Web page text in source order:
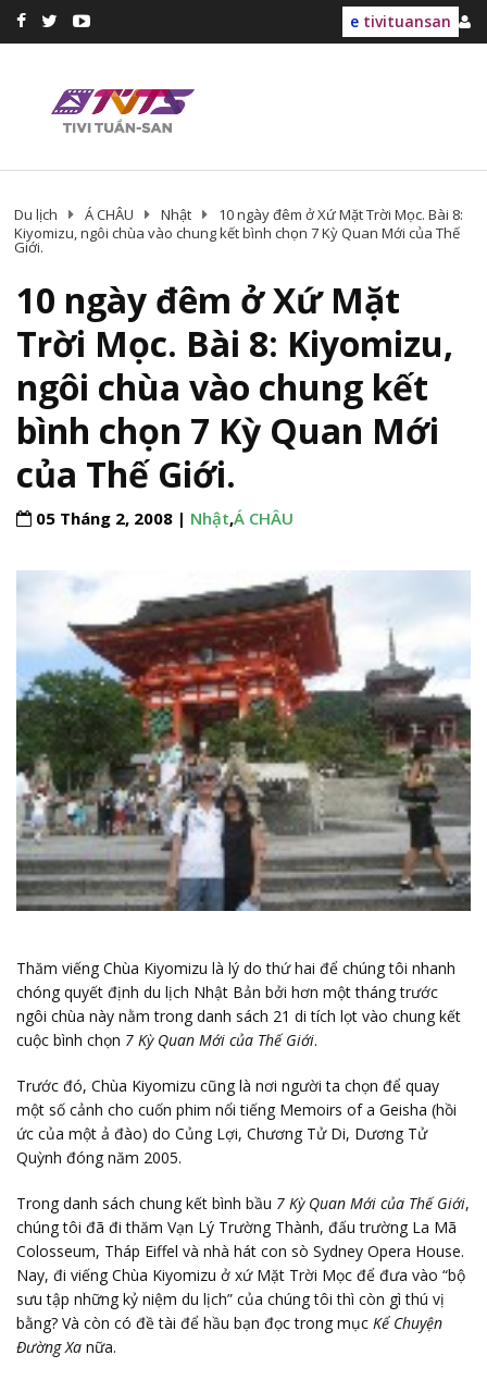
e tivituansan
Du lịch Á CHÂU Nhật
10 ngày đêm ở Xứ Mặt Trời Mọc. Bài 8:
Kiyomizu, ngôi chùa vào chung kết bình chọn 7 Kỳ Quan Mới của Thế
Giới.
10 ngày đêm ở Xứ Mặt
Trời Mọc. Bài 8: Kiyomizu,
ngôi chùa vào chung kết
bình chọn 7 Kỳ Quan Mới
của Thế Giới.
05 Tháng 2, 2008 | Nhật,Á CHÂU
Thăm viếng Chùa Kiyomizu là lý do thứ hai để chúng tôi nhanh
chóng quyết định du lịch Nhật Bản bởi hơn một tháng trước
ngôi chùa này nằm trong danh sách 21 di tích lọt vào chung kết
cuộc bình chọn 7 Kỳ Quan Mới của Thế Giới.
Trước đó, Chùa Kiyomizu cũng là nơi người ta chọn để quay
một số cảnh cho cuốn phim nổi tiếng Memoirs of a Geisha (hồi
ức của một ả đào) do Củng Lợi, Chương Tử Di, Dương Tử
Quỳnh đóng năm 2005.
Trong danh sách chung kết bình bầu 7 Kỳ Quan Mới của Thế Giới,
chúng tôi đã đi thăm Vạn Lý Trường Thành, đấu trường La Mã
Colosseum, Tháp Eiffel và nhà hát con sò Sydney Opera House.
Nay, đi viếng Chùa Kiyomizu ở xứ Mặt Trời Mọc để đưa vào “bộ
sưu tập những kỷ niệm du lịch” của chúng tôi thì còn gì thú vị
bằng? Và còn có đề tài để hầu bạn đọc trong mục Kể Chuyện
Đường Xa nữa.